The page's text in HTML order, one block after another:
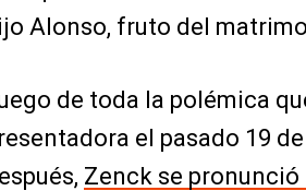
Alonso, fruto del
de toda la polémica
el pasado 19
Zenck se